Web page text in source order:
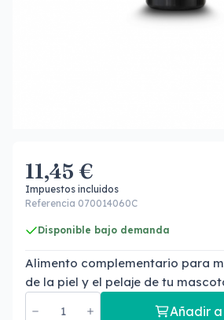
11,45 €
Impuestos incluidos
Referencia 070014060C
Disponible bajo demanda
Alimento complementario para
de la piel y el pelaje de tu
Añadir